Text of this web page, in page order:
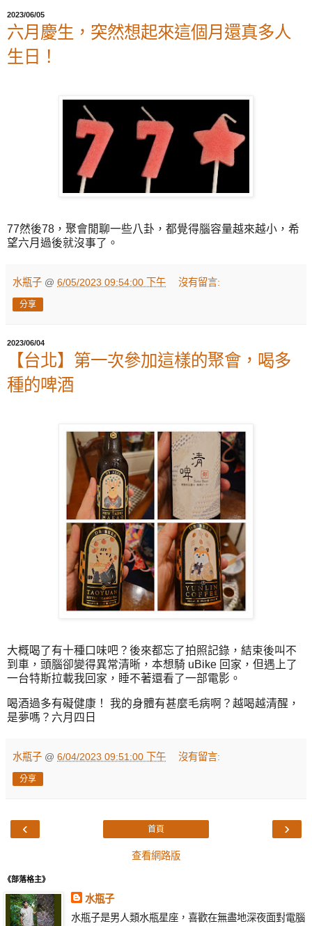
2023/06/05
六月慶生，突然想起來這個月還真多人
生日！
77然後78，聚會閒聊一些八卦，都覺得腦容量越來越小，希
望六月過後就沒事了。
水瓶子 @ 6/05/2023 09:54:00 下午 沒有留言:
分享
2023/06/04
【台北】第一次參加這樣的聚會，喝多
種的啤酒
大概喝了有十種口味吧？後來都忘了拍照記錄，結束後叫不
到車，頭腦卻變得異常清晰，本想騎 uBike 回家，但遇上了
一台特斯拉載我回家，睡不著還看了一部電影。
喝酒過多有礙健康！ 我的身體有甚麼毛病啊？越喝越清醒，
是夢嗎？六月四日
水瓶子 @ 6/04/2023 09:51:00 下午 沒有留言:
分享
‹ ›
首頁
查看網路版
《部落格主》
水瓶子
水瓶子是男人類水瓶星座，喜歡在無盡地深夜面對電腦